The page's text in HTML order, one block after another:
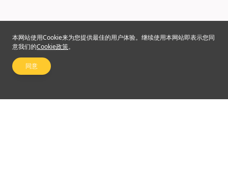
本网站使用Cookie来为您提供最佳的用户体验。继续使用本网站即表示您同
意我们的Cookie政策。
同意